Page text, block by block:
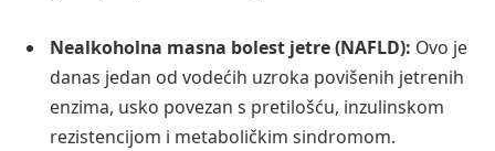
Nealkoholna masna bolest jetre (NAFLD): Ovo je
danas jedan od vodećih uzroka povišenih jetrenih
enzima, usko povezan s pretilošću, inzulinskom
rezistencijom i metaboličkim sindromom.